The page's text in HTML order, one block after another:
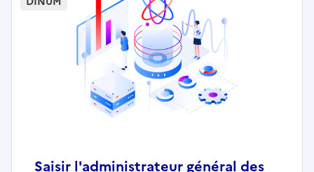
Saisir l'administrateur général des